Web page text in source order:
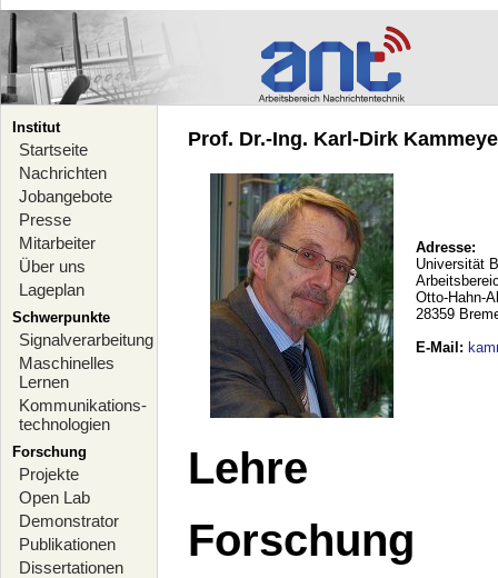
Institut
Startseite
Nachrichten
Jobangebote
Presse
Mitarbeiter
Über uns
Lageplan
Schwerpunkte
Signalverarbeitung
Maschinelles
Lernen
Kommunikations-
technologien
Forschung
Projekte
Open Lab
Demonstrator
Publikationen
Dissertationen
Prof. Dr.-Ing. Karl-Dirk
Adresse:
Universität
Otto-Hahn-
28359
E-Mail :
Lehre
Forschung